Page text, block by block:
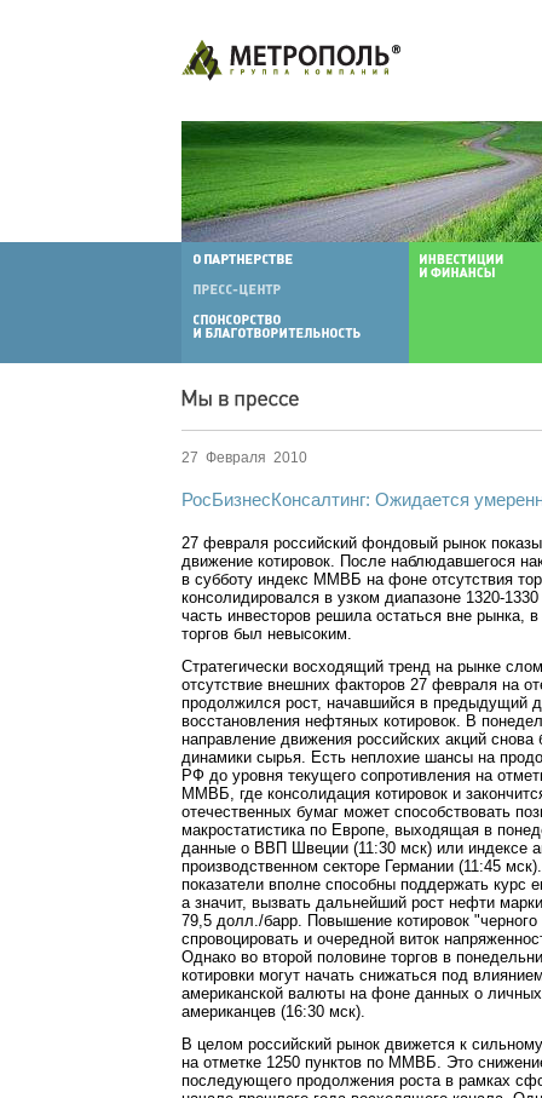
27 Февраля 2010
РосБизнесКонсалтинг: Ожидается
27 февраля российский фондовый рынок
движение котировок. После наблюдавшегося
в субботу индекс ММВБ на фоне отсутствия
консолидировался в узком диапазоне 1320-
часть инвесторов решила остаться вне рынка,
торгов был невысоким.
Стратегически восходящий тренд на рынке
отсутствие внешних факторов 27 февраля на
продолжился рост, начавшийся в предыдущий
восстановления нефтяных котировок. В
направление движения российских акций снова
динамики сырья. Есть неплохие шансы на
РФ до уровня текущего сопротивления на
ММВБ, где консолидация котировок и
отечественных бумаг может способствовать
макростатистика по Европе, выходящая в
данные о ВВП Швеции (11:30 мск) или индексе
производственном секторе Германии (11:45
показатели вполне способны поддержать курс
а значит, вызвать дальнейший рост нефти
79,5 долл./барр. Повышение котировок
спровоцировать и очередной виток
Однако во второй половине торгов в
котировки могут начать снижаться под
американской валюты на фоне данных о
американцев (16:30 мск).
В целом российский рынок движется к
на отметке 1250 пунктов по ММВБ. Это
последующего продолжения роста в рамках